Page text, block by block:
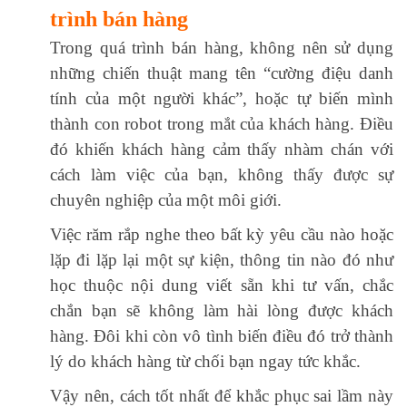
trình bán hàng
Trong quá trình bán hàng, không nên sử dụng
những chiến thuật mang tên “cường điệu danh
tính của một người khác”, hoặc tự biến mình
thành con robot trong mắt của khách hàng. Điều
đó khiến khách hàng cảm thấy nhàm chán với
cách làm việc của bạn, không thấy được sự
chuyên nghiệp của một môi giới.
Việc răm rắp nghe theo bất kỳ yêu cầu nào hoặc
lặp đi lặp lại một sự kiện, thông tin nào đó như
học thuộc nội dung viết sẵn khi tư vấn, chắc
chắn bạn sẽ không làm hài lòng được khách
hàng. Đôi khi còn vô tình biến điều đó trở thành
lý do khách hàng từ chối bạn ngay tức khắc.
Vậy nên, cách tốt nhất để khắc phục sai lầm này